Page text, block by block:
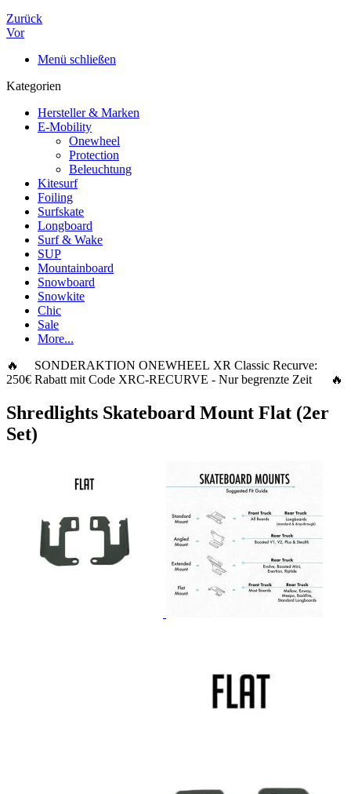
Zurück
Vor
Menü schließen
Kategorien
Hersteller & Marken
E-Mobility
Onewheel
Protection
Beleuchtung
Kitesurf
Foiling
Surfskate
Longboard
Surf & Wake
SUP
Mountainboard
Snowboard
Snowkite
Chic
Sale
More...
🔥 SONDERAKTION ONEWHEEL XR Classic Recurve:
250€ Rabatt mit Code XRC-RECURVE - Nur begrenzte Zeit 🔥
Shredlights Skateboard Mount Flat (2er
Set)